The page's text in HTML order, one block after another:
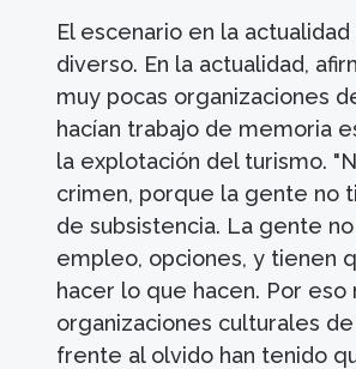
El escenario en la
diverso. En la actualidad,
muy pocas organizaciones
hacían trabajo de memoria
la explotación del turismo.
crimen, porque la gente no
de subsistencia. La gente
empleo, opciones, y tienen
hacer lo que hacen. Por eso
organizaciones culturales
frente al olvido han tenido